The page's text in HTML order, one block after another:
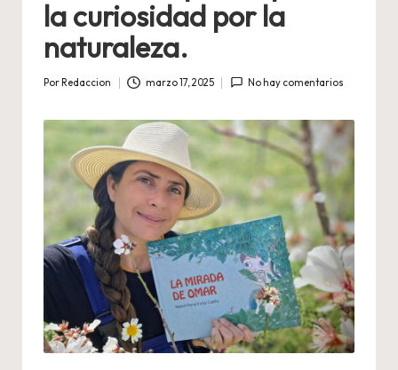
la curiosidad por la
naturaleza.
Por Redaccion marzo 17, 2025 No hay comentarios